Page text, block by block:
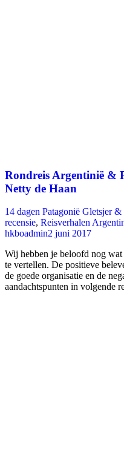
Rondreis Argentinië &
Netty de Haan
14 dagen Patagonië Gletsjer
recensie, Reisverhalen
hkboadmin2 juni 2017
Wij hebben je beloofd nog wat
te vertellen. De positieve
de goede organisatie en de
aandachtspunten in volgende